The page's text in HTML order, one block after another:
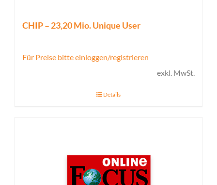
CHIP – 23,20 Mio. Unique User
Für Preise bitte einloggen/registrieren
exkl. MwSt.
Details